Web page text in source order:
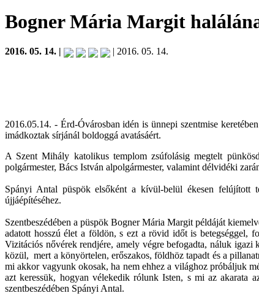
Bogner Mária Margit
2016. 05. 14. | | 2016. 05. 14.
2016.05.14. - Érd-Óvárosban idén is ünnepi szentmise
imádkoztak sírjánál boldoggá avatásáért.
A Szent Mihály katolikus templom zsúfolásig megtelt
polgármester, Bács István alpolgármester, valamint délvidéki
Spányi Antal püspök elsőként a kívül-belül ékesen felújított
újjáépítéséhez.
Szentbeszédében a püspök Bogner Mária Margit példáját
adatott hosszú élet a földön, s ezt a rövid időt is betegséggel,
Vizitációs nővérek rendjére, amely végre befogadta, náluk
közül, mert a könyörtelen, erőszakos, földhöz tapadt és a
mi akkor vagyunk okosak, ha nem ehhez a világhoz próbáljuk
azt keressük, hogyan vélekedik rólunk Isten, s mi az akarata
szentbeszédében Spányi Antal.